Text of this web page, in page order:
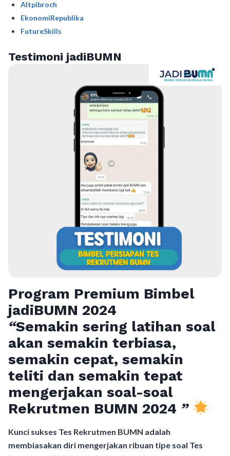
Altpibroch
EkonomiRepublika
FutureSkills
Testimoni jadiBUMN
Program Premium Bimbel
jadiBUMN 2024
“Semakin sering latihan soal
akan semakin terbiasa,
semakin cepat, semakin
teliti dan semakin tepat
mengerjakan soal-soal
Rekrutmen BUMN 2024 ”
Kunci sukses Tes Rekrutmen BUMN adalah
membiasakan diri mengerjakan ribuan tipe soal Tes